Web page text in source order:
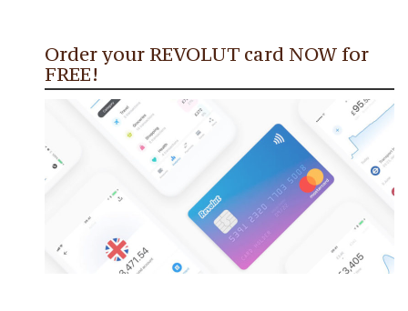
Order your REVOLUT card NOW for
FREE!